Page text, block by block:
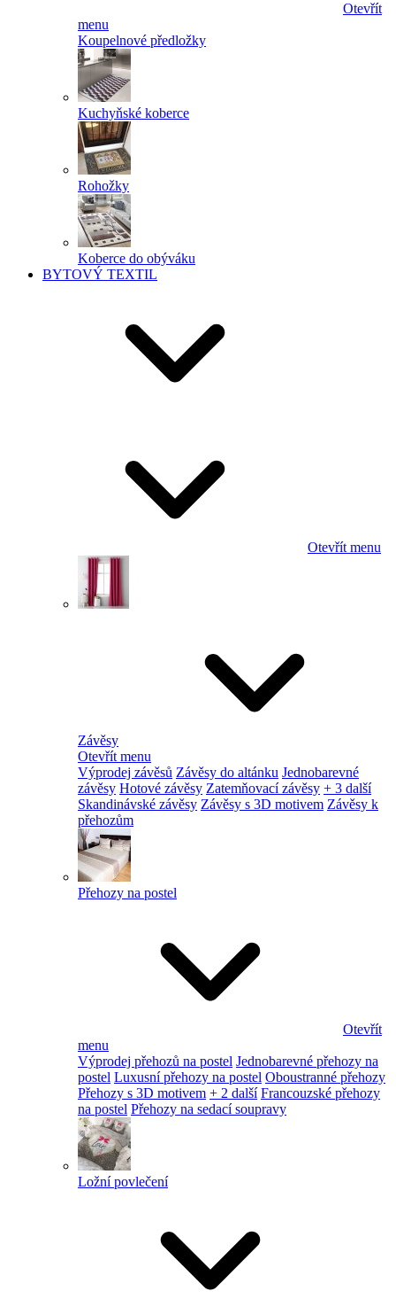
Otevřít
menu
Koupelnové předložky
Kuchyňské koberce
Rohožky
Koberce do obýváku
BYTOVÝ TEXTIL
Otevřít menu
Závěsy
Otevřít menu
Výprodej závěsů Závěsy do altánku Jednobarevné
závěsy Hotové závěsy Zatemňovací závěsy + 3 další
Skandinávské závěsy Závěsy s 3D motivem Závěsy k
přehozům
Přehozy na postel
Otevřít
menu
Výprodej přehozů na postel Jednobarevné přehozy na
postel Luxusní přehozy na postel Oboustranné přehozy
Přehozy s 3D motivem + 2 další Francouzské přehozy
na postel Přehozy na sedací soupravy
Ložní povlečení